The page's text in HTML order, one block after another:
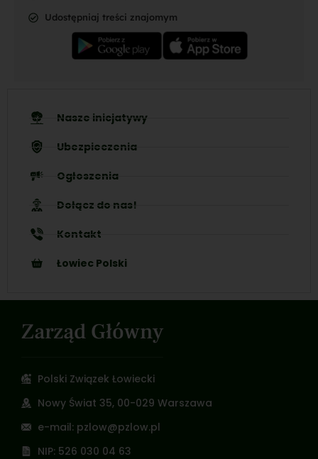
Udostępniaj treści znajomym
Nasze inicjatywy
Ubezpieczenia
Ogłoszenia
Dołącz do nas!
Kontakt
Łowiec Polski
Zarząd Główny
Polski Związek Łowiecki
Nowy Świat 35, 00-029 Warszawa
e-mail: pzlow@pzlow.pl
NIP: 526 030 04 63